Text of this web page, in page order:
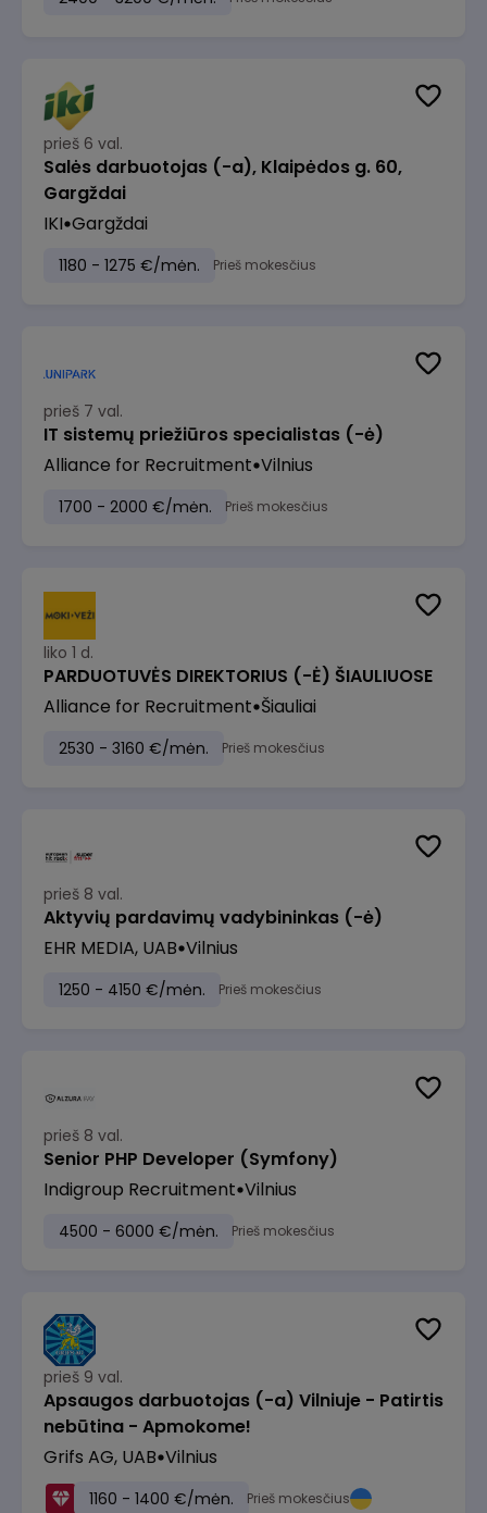
prieš 6 val.
Salės darbuotojas (-a), Klaipėdos g. 60,
Gargždai
IKI Gargždai
1180 - 1275 €/mėn. Prieš mokesčius
prieš 7 val.
IT sistemų priežiūros specialistas (-ė)
Alliance for Recruitment Vilnius
1700 - 2000 €/mėn. Prieš mokesčius
liko 1 d.
PARDUOTUVĖS DIREKTORIUS (-Ė) ŠIAULIUOSE
Alliance for Recruitment Šiauliai
2530 - 3160 €/mėn. Prieš mokesčius
prieš 8 val.
Aktyvių pardavimų vadybininkas (-ė)
EHR MEDIA, UAB Vilnius
1250 - 4150 €/mėn. Prieš mokesčius
prieš 8 val.
Senior PHP Developer (Symfony)
Indigroup Recruitment Vilnius
4500 - 6000 €/mėn. Prieš mokesčius
prieš 9 val.
Apsaugos darbuotojas (-a) Vilniuje - Patirtis
nebūtina - Apmokome!
Grifs AG, UAB Vilnius
1160 - 1400 €/mėn. Prieš mokesčius